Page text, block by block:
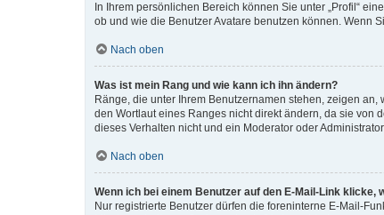
In Ihrem persönlichen Bereich können Sie unter „Profil“
ob und wie die Benutzer Avatare benutzen können. Wenn
Nach oben
Was ist mein Rang und wie kann ich ihn ändern?
Ränge, die unter Ihrem Benutzernamen stehen, zeigen
den Wortlaut eines Ranges nicht direkt ändern, da sie
dieses Verhalten nicht und ein Moderator oder
Nach oben
Wenn ich bei einem Benutzer auf den E-Mail-Link
Nur registrierte Benutzer dürfen die foreninterne E-Mail-